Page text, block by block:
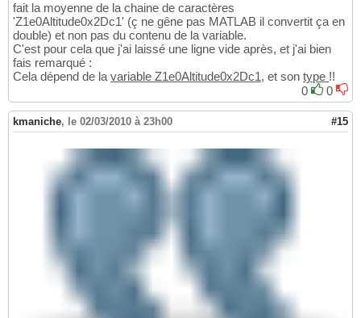
fait la moyenne de la chaine de caractères
'Z1e0Altitude0x2Dc1' (ç ne gêne pas MATLAB il convertit ça en
double) et non pas du contenu de la variable.
C'est pour cela que j'ai laissé une ligne vide après, et j'ai bien
fais remarqué :
Cela dépend de la variable Z1e0Altitude0x2Dc1, et son type !!
0
0
kmaniche, le 02/03/2010 à 23h00 #15